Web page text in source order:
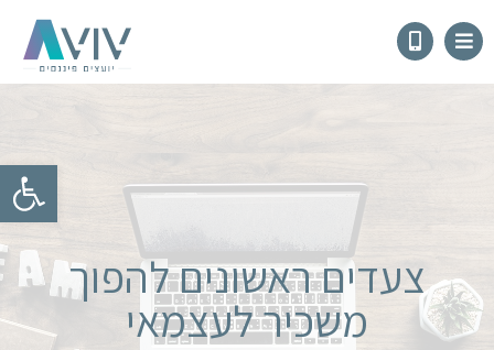
צעדים ראשונים להפוך
משכיר לעצמאי